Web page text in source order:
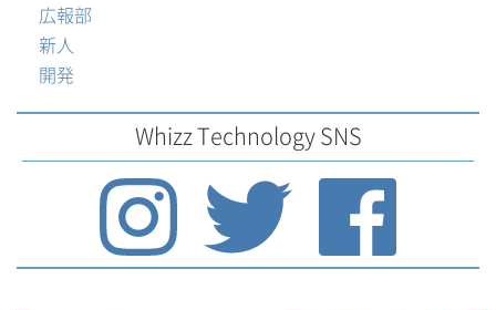
広報部
新人
開発
Whizz Technology SNS